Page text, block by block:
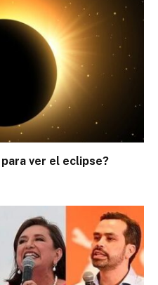
ver el eclipse?